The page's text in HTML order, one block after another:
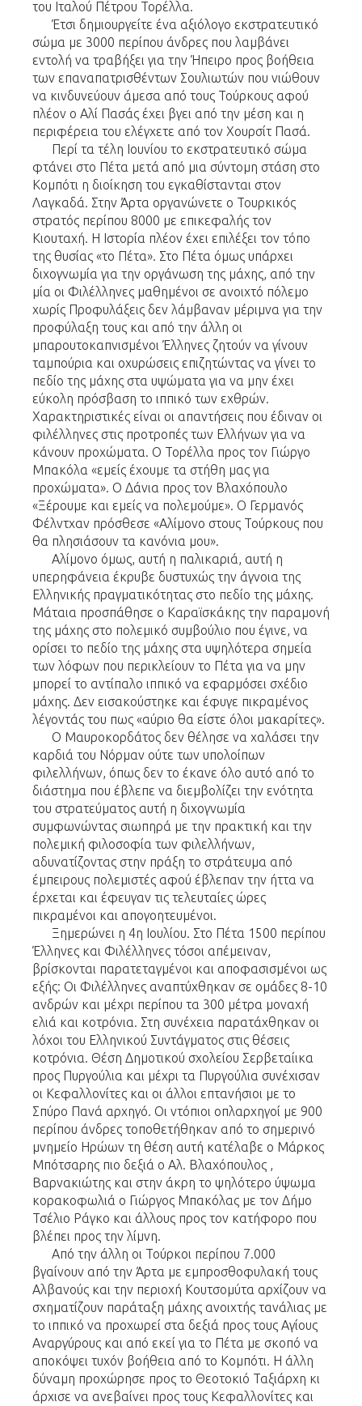
του Ιταλού Πέτρου Τορέλλα.
Έτσι δημιουργείτε ένα αξιόλογο εκστρατευτικό
σώμα με 3000 περίπου άνδρες που λαμβάνει
εντολή να τραβήξει για την Ήπειρο προς βοήθεια
των επαναπατρισθέντων Σουλιωτών που νιώθουν
να κινδυνεύουν άμεσα από τους Τούρκους αφού
πλέον ο Αλί Πασάς έχει βγει από την μέση και η
περιφέρεια του ελέγχετε από τον Χουρσίτ Πασά.
Περί τα τέλη Ιουνίου το εκστρατευτικό σώμα
φτάνει στο Πέτα μετά από μια σύντομη στάση στο
Κομπότι η διοίκηση του εγκαθίστανται στον
Λαγκαδά. Στην Άρτα οργανώνετε ο Τουρκικός
στρατός περίπου 8000 με επικεφαλής τον
Κιουταχή. Η Ιστορία πλέον έχει επιλέξει τον τόπο
της θυσίας «το Πέτα». Στο Πέτα όμως υπάρχει
διχογνωμία για την οργάνωση της μάχης, από την
μία οι Φιλέλληνες μαθημένοι σε ανοιχτό πόλεμο
χωρίς Προφυλάξεις δεν λάμβαναν μέριμνα για την
προφύλαξη τους και από την άλλη οι
μπαρουτοκαπνισμένοι Έλληνες ζητούν να γίνουν
ταμπούρια και οχυρώσεις επιζητώντας να γίνει το
πεδίο της μάχης στα υψώματα για να μην έχει
εύκολη πρόσβαση το ιππικό των εχθρών.
Χαρακτηριστικές είναι οι απαντήσεις που έδιναν οι
φιλέλληνες στις προτροπές των Ελλήνων για να
κάνουν προχώματα. Ο Τορέλλα προς τον Γιώργο
Μπακόλα «εμείς έχουμε τα στήθη μας για
προχώματα». Ο Δάνια προς τον Βλαχόπουλο
«Ξέρουμε και εμείς να πολεμούμε». Ο Γερμανός
Φέλντχαν πρόσθεσε «Αλίμονο στους Τούρκους που
θα πλησιάσουν τα κανόνια μου».
Αλίμονο όμως, αυτή η παλικαριά, αυτή η
υπερηφάνεια έκρυβε δυστυχώς την άγνοια της
Ελληνικής πραγματικότητας στο πεδίο της μάχης.
Μάταια προσπάθησε ο Καραϊσκάκης την παραμονή
της μάχης στο πολεμικό συμβούλιο που έγινε, να
ορίσει το πεδίο της μάχης στα υψηλότερα σημεία
των λόφων που περικλείουν το Πέτα για να μην
μπορεί το αντίπαλο ιππικό να εφαρμόσει σχέδιο
μάχης. Δεν εισακούστηκε και έφυγε πικραμένος
λέγοντάς του πως «αύριο θα είστε όλοι μακαρίτες».
Ο Μαυροκορδάτος δεν θέλησε να χαλάσει την
καρδιά του Νόρμαν ούτε των υπολοίπων
φιλελλήνων, όπως δεν το έκανε όλο αυτό από το
διάστημα που έβλεπε να διεμβολίζει την ενότητα
του στρατεύματος αυτή η διχογνωμία
συμφωνώντας σιωπηρά με την πρακτική και την
πολεμική φιλοσοφία των φιλελλήνων,
αδυνατίζοντας στην πράξη το στράτευμα από
έμπειρους πολεμιστές αφού έβλεπαν την ήττα να
έρχεται και έφευγαν τις τελευταίες ώρες
πικραμένοι και απογοητευμένοι.
Ξημερώνει η 4η Ιουλίου. Στο Πέτα 1500 περίπου
Έλληνες και Φιλέλληνες τόσοι απέμειναν,
βρίσκονται παρατεταγμένοι και αποφασισμένοι ως
εξής: Οι Φιλέλληνες αναπτύχθηκαν σε ομάδες 8-10
ανδρών και μέχρι περίπου τα 300 μέτρα μοναχή
ελιά και κοτρόνια. Στη συνέχεια παρατάχθηκαν οι
λόχοι του Ελληνικού Συντάγματος στις θέσεις
κοτρόνια. Θέση Δημοτικού σχολείου Σερβεταίικα
προς Πυργούλια και μέχρι τα Πυργούλια συνέχισαν
οι Κεφαλλονίτες και οι άλλοι επτανήσιοι με το
Σπύρο Πανά αρχηγό. Οι ντόπιοι οπλαρχηγοί με 900
περίπου άνδρες τοποθετήθηκαν από το σημερινό
μνημείο Ηρώων τη θέση αυτή κατέλαβε ο Μάρκος
Μπότσαρης πιο δεξιά ο Αλ. Βλαχόπουλος ,
Βαρνακιώτης και στην άκρη το ψηλότερο ύψωμα
κορακοφωλιά ο Γιώργος Μπακόλας με τον Δήμο
Τσέλιο Ράγκο και άλλους προς τον κατήφορο που
βλέπει προς την λίμνη.
Από την άλλη οι Τούρκοι περίπου 7.000
βγαίνουν από την Άρτα με εμπροσθοφυλακή τους
Αλβανούς και την περιοχή Κουτσομύτα αρχίζουν να
σχηματίζουν παράταξη μάχης ανοιχτής τανάλιας με
το ιππικό να προχωρεί στα δεξιά προς τους Αγίους
Αναργύρους και από εκεί για το Πέτα με σκοπό να
αποκόψει τυχόν βοήθεια από το Κομπότι. Η άλλη
δύναμη προχώρησε προς το Θεοτοκιό Ταξιάρχη κι
άρχισε να ανεβαίνει προς τους Κεφαλλονίτες και